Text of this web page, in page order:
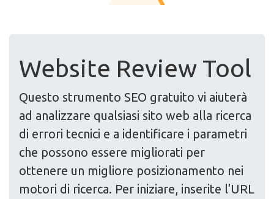
Website Review Tool
Questo strumento SEO gratuito vi aiuterà
ad analizzare qualsiasi sito web alla ricerca
di errori tecnici e a identificare i parametri
che possono essere migliorati per
ottenere un migliore posizionamento nei
motori di ricerca. Per iniziare, inserite l'URL